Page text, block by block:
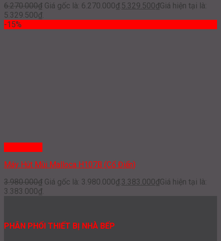
6.270.000₫ Giá gốc là: 6.270.000₫. 5.329.500₫Giá hiện tại là:
5.329.500₫.
-15%
Máy Hút Mùi Malloca H107B (Cổ Điển)
3.980.000₫ Giá gốc là: 3.980.000₫. 3.383.000₫Giá hiện tại là:
3.383.000₫.
PHÂN PHỐI THIẾT BỊ NHÀ BẾP